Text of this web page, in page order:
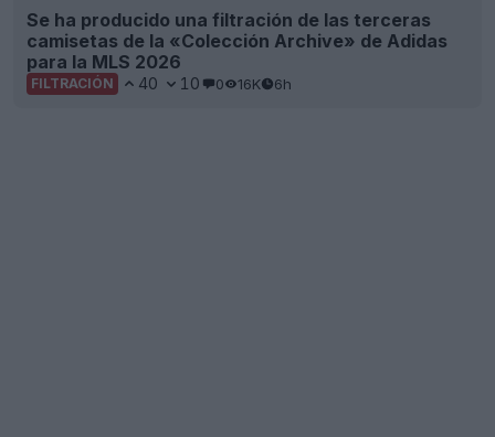
Se ha producido una filtración de las terceras
camisetas de la «Colección Archive» de Adidas
para la MLS 2026
FILTRACIÓN 40 10 0 16K 6h